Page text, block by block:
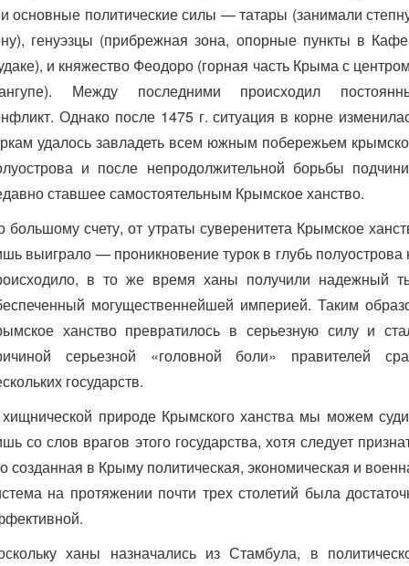
основные политические силы — татары (занимали
генуэзцы (прибрежная зона, опорные пункты в
и княжество Феодоро (горная часть Крыма с
Между последними происходил
Однако после 1475 г. ситуация в корне
удалось завладеть всем южным побережьем
и после непродолжительной борьбы
ставшее самостоятельным Крымское ханство.
большому счету, от утраты суверенитета Крымское
выиграло — проникновение турок в глубь полуострова
в то же время ханы получили надежный
могущественнейшей империей. Таким
ханство превратилось в серьезную силу и
серьезной «головной боли» правителей
государств.
природе Крымского ханства мы можем
со слов врагов этого государства, хотя следует
созданная в Крыму политическая, экономическая и
на протяжении почти трех столетий была
ханы назначались из Стамбула, в